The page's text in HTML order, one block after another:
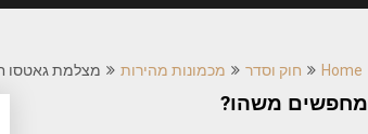
Home חוק וסדר מכמונות מהירות מצלמת גאטסו חדשה על
מחפשים משהו?